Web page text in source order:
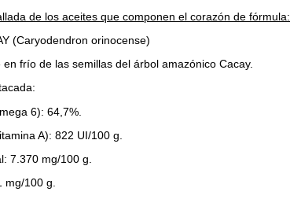
de los aceites que componen el corazón de fórmula:
(Caryodendron orinocense)
frío de las semillas del árbol amazónico Cacay.
6): 64,7%.
A): 822 UI/100 g.
7.370 mg/100 g.
mg/100 g.